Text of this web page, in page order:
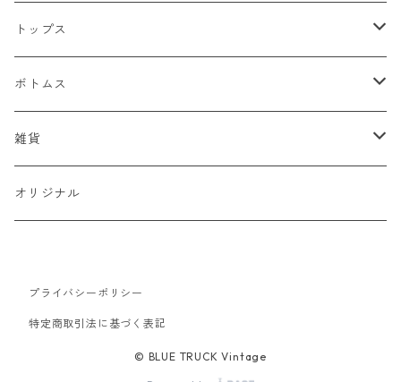
ジャケット
デニムジャケット
スタジャン
ベスト
トップス
Tシャツ
半袖Tシャツ
七分・長袖Tシャツ
シャツ
半袖シャツ
スウェット
パーカー
セーター
ボトムス
デニム
チノパン
コーデュロイ
雑貨
キャップ
ベルト
オリジナル
プライバシーポリシー
特定商取引法に基づく表記
© BLUE TRUCK Vintage